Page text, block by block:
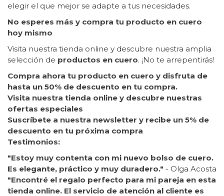
elegir el que mejor se adapte a tus necesidades.
No esperes más y compra tu producto en cuero
hoy mismo
Visita nuestra tienda online y descubre nuestra amplia
selección de productos en cuero. ¡No te arrepentirás!
Compra ahora tu producto en cuero y disfruta de
hasta un 50% de descuento en tu compra.
Visita nuestra tienda online y descubre nuestras
ofertas especiales
Suscríbete a nuestra newsletter y recibe un 5% de
descuento en tu próxima compra
Testimonios:
"Estoy muy contenta con mi nuevo bolso de cuero.
Es elegante, práctico y muy duradero." - Olga Acosta
"Encontré el regalo perfecto para mi pareja en esta
tienda online. El servicio de atención al cliente es